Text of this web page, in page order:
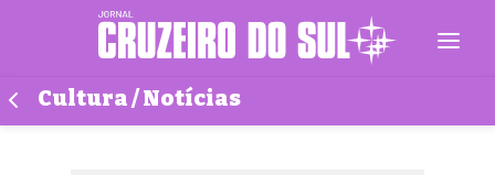
Cultura / Notícias